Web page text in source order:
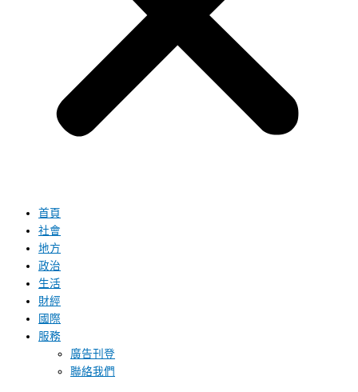
首頁
社會
地方
政治
生活
財經
國際
服務
廣告刊登
聯絡我們